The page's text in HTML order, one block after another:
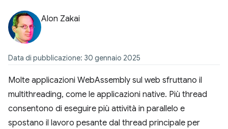
Alon Zakai
Data di pubblicazione: 30 gennaio 2025
Molte applicazioni WebAssembly sul web sfruttano il
multithreading, come le applicazioni native. Più thread
consentono di eseguire più attività in parallelo e
spostano il lavoro pesante dal thread principale per